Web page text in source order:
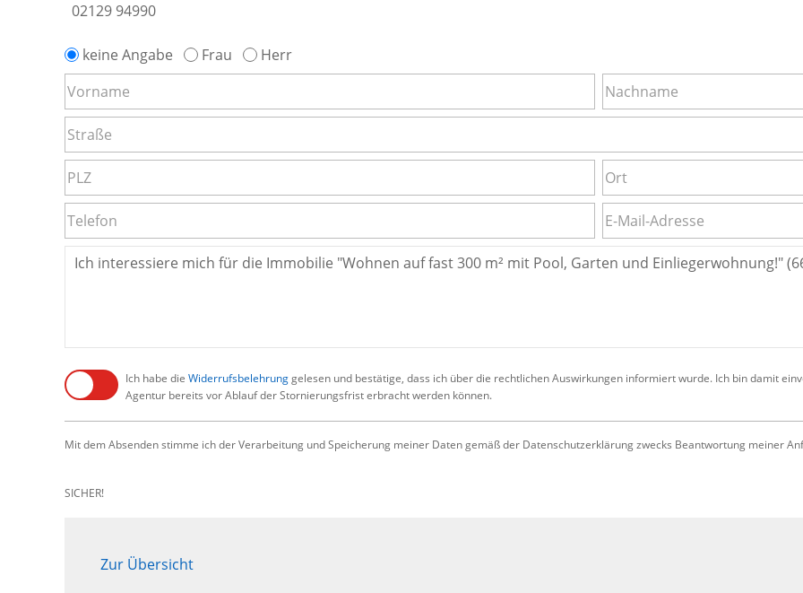
02129 94990
keine Angabe Frau Herr
Ich habe die Widerrufsbelehrunggelesen und bestätige, dass ich über die rechtlichen Auswirkungen informiert wurde. Ich bin damit
Agentur bereits vor Ablauf der Stornierungsfrist erbracht werden können.
Mit dem Absenden stimme ich der Verarbeitung und Speicherung meiner Daten gemäß der Datenschutzerklärung zwecks Beantwortung meiner
SICHER!
Zur Übersicht